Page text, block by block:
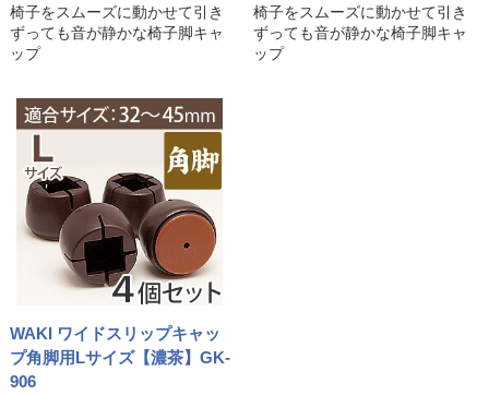
椅子をスムーズに動かせて引き
ずっても音が静かな椅子脚キャ
ップ
椅子をスムーズに動かせて引き
ずっても音が静かな椅子脚キャ
ップ
WAKI ワイドスリップキャッ
プ角脚用Lサイズ【濃茶】GK-
906